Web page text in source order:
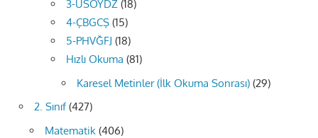
3-ÜSÖYDZ (18)
4-ÇBGCŞ (15)
5-PHVĞFJ (18)
Hızlı Okuma (81)
Karesel Metinler (İlk Okuma Sonrası) (29)
2. Sınıf(427)
Matematik (406)